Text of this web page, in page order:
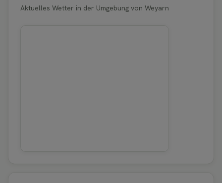
Aktuelles Wetter in der Umgebung von Weyarn